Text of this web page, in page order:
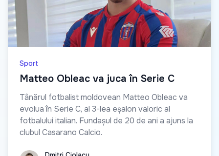
Sport
Matteo Obleac va juca în Serie C
Tânărul fotbalist moldovean Matteo Obleac va
evolua în Serie C, al 3-lea eșalon valoric al
fotbalului italian. Fundașul de 20 de ani a ajuns la
clubul Casarano Calcio.